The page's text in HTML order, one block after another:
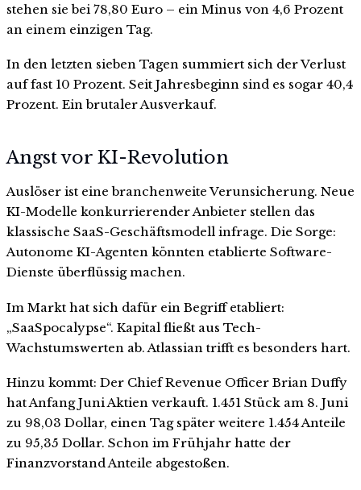
stehen sie bei 78,80 Euro – ein Minus von 4,6 Prozent
an einem einzigen Tag.
In den letzten sieben Tagen summiert sich der Verlust
auf fast 10 Prozent. Seit Jahresbeginn sind es sogar 40,4
Prozent. Ein brutaler Ausverkauf.
Angst vor KI-Revolution
Auslöser ist eine branchenweite Verunsicherung. Neue
KI-Modelle konkurrierender Anbieter stellen das
klassische SaaS-Geschäftsmodell infrage. Die Sorge:
Autonome KI-Agenten könnten etablierte Software-
Dienste überflüssig machen.
Im Markt hat sich dafür ein Begriff etabliert:
„SaaSpocalypse“. Kapital fließt aus Tech-
Wachstumswerten ab. Atlassian trifft es besonders hart.
Hinzu kommt: Der Chief Revenue Officer Brian Duffy
hat Anfang Juni Aktien verkauft. 1.451 Stück am 8. Juni
zu 98,03 Dollar, einen Tag später weitere 1.454 Anteile
zu 95,35 Dollar. Schon im Frühjahr hatte der
Finanzvorstand Anteile abgestoßen.